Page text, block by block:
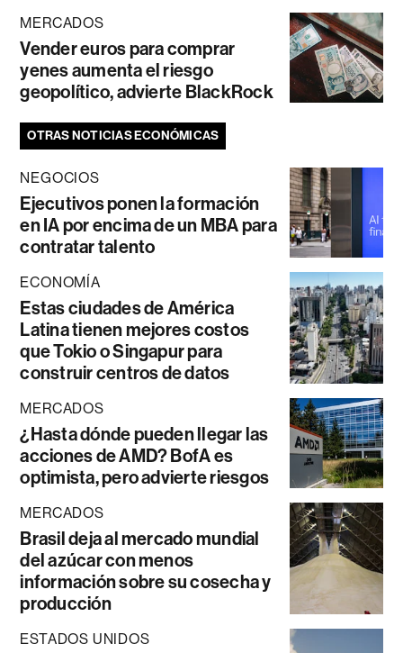
MERCADOS
Vender euros para comprar
yenes aumenta el riesgo
geopolítico, advierte BlackRock
OTRAS NOTICIAS ECONÓMICAS
NEGOCIOS
Ejecutivos ponen la formación
en IA por encima de un MBA para
contratar talento
ECONOMÍA
Estas ciudades de América
Latina tienen mejores costos
que Tokio o Singapur para
construir centros de datos
MERCADOS
¿Hasta dónde pueden llegar las
acciones de AMD? BofA es
optimista, pero advierte riesgos
MERCADOS
Brasil deja al mercado mundial
del azúcar con menos
información sobre su cosecha y
producción
ESTADOS UNIDOS